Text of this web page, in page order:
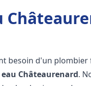
besoin d'un
Châteaurenard.